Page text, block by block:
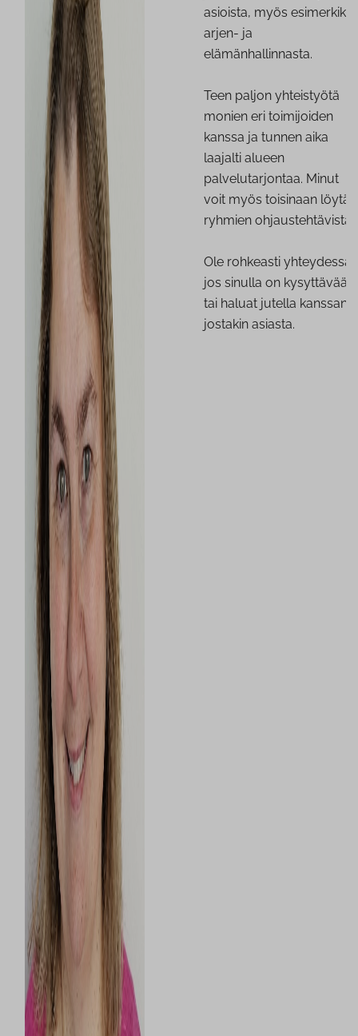
asioista, myös esimerkiksi
arjen- ja
elämänhallinnasta.
Teen paljon yhteistyötä
monien eri toimijoiden
kanssa ja tunnen aika
laajalti alueen
palvelutarjontaa. Minut
voit myös toisinaan löytää
ryhmien ohjaustehtävistä.
Ole rohkeasti yhteydessä,
jos sinulla on kysyttävää
tai haluat jutella kanssani
jostakin asiasta.